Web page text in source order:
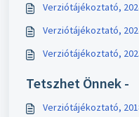
Verziótájékoztató,
Verziótájékoztató,
Verziótájékoztató,
Tetszhet Önnek -
Verziótájékoztató,